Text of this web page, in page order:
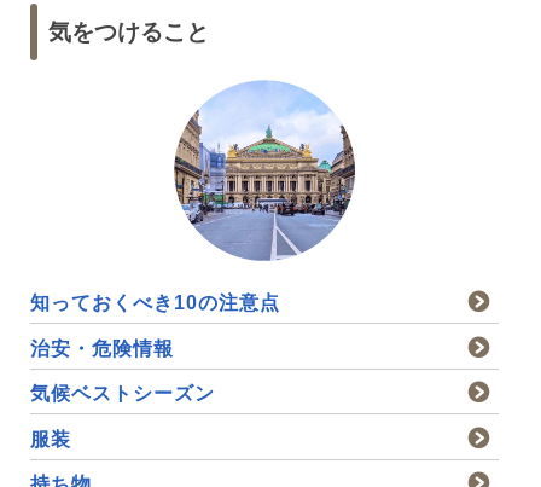
気をつけること
知っておくべき10の注意点
治安・危険情報
気候ベストシーズン
服装